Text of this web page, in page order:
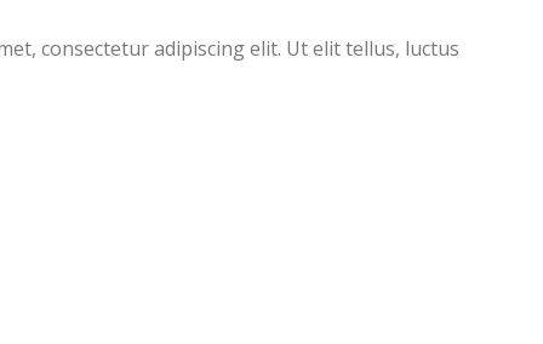
consectetur adipiscing elit. Ut elit tellus, luctus